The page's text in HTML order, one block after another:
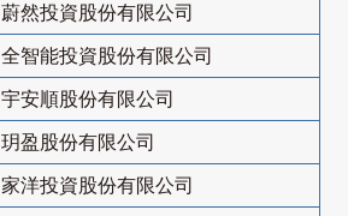
蔚然投資股份有限公司
全智能投資股份有限公司
宇安順股份有限公司
玥盈股份有限公司
家洋投資股份有限公司